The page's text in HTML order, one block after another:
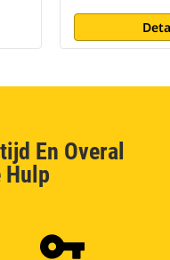
En Overal
Hulp